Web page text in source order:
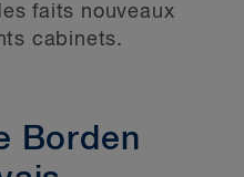
faits nouveaux
cabinets.
Borden